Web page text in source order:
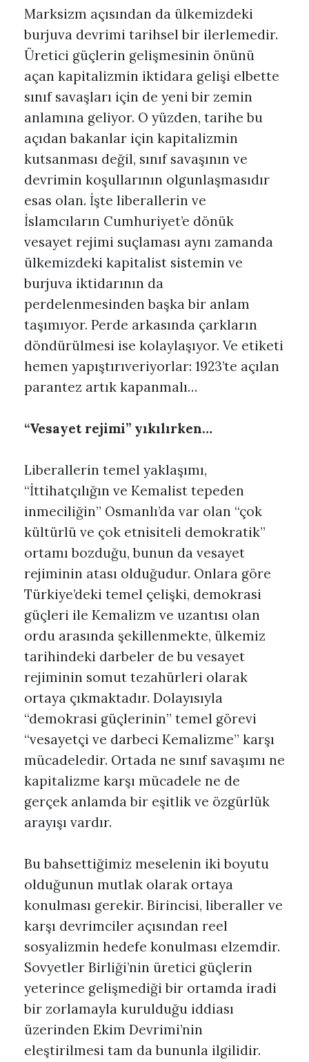
Marksizm açısından da ülkemizdeki
burjuva devrimi tarihsel bir ilerlemedir.
Üretici güçlerin gelişmesinin önünü
açan kapitalizmin iktidara gelişi elbette
sınıf savaşları için de yeni bir zemin
anlamına geliyor. O yüzden, tarihe bu
açıdan bakanlar için kapitalizmin
kutsanması değil, sınıf savaşının ve
devrimin koşullarının olgunlaşmasıdır
esas olan. İşte liberallerin ve
İslamcıların Cumhuriyet’e dönük
vesayet rejimi suçlaması aynı zamanda
ülkemizdeki kapitalist sistemin ve
burjuva iktidarının da
perdelenmesinden başka bir anlam
taşımıyor. Perde arkasında çarkların
döndürülmesi ise kolaylaşıyor. Ve etiketi
hemen yapıştırıveriyorlar: 1923’te açılan
parantez artık kapanmalı…
“Vesayet rejimi” yıkılırken…
Liberallerin temel yaklaşımı,
“İttihatçılığın ve Kemalist tepeden
inmeciliğin” Osmanlı’da var olan “çok
kültürlü ve çok etnisiteli demokratik”
ortamı bozduğu, bunun da vesayet
rejiminin atası olduğudur. Onlara göre
Türkiye’deki temel çelişki, demokrasi
güçleri ile Kemalizm ve uzantısı olan
ordu arasında şekillenmekte, ülkemiz
tarihindeki darbeler de bu vesayet
rejiminin somut tezahürleri olarak
ortaya çıkmaktadır. Dolayısıyla
“demokrasi güçlerinin” temel görevi
“vesayetçi ve darbeci Kemalizme” karşı
mücadeledir. Ortada ne sınıf savaşımı ne
kapitalizme karşı mücadele ne de
gerçek anlamda bir eşitlik ve özgürlük
arayışı vardır.
Bu bahsettiğimiz meselenin iki boyutu
olduğunun mutlak olarak ortaya
konulması gerekir. Birincisi, liberaller ve
karşı devrimciler açısından reel
sosyalizmin hedefe konulması elzemdir.
Sovyetler Birliği’nin üretici güçlerin
yeterince gelişmediği bir ortamda iradi
bir zorlamayla kurulduğu iddiası
üzerinden Ekim Devrimi’nin
eleştirilmesi tam da bununla ilgilidir.